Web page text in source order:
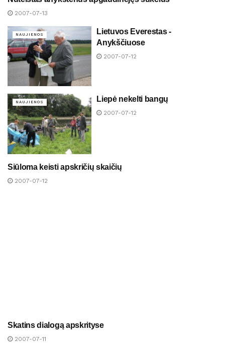
NAUJIENOS
2007-07-13
NAUJIENOS
Lietuvos Everestas -
Anykščiuose
2007-07-12
NAUJIENOS Liepė nekelti bangų
2007-07-12
NAUJIENOS
Siūloma keisti apskričių skaičių
2007-07-12
NAUJIENOS
Skatins dialogą apskrityse
2007-07-11